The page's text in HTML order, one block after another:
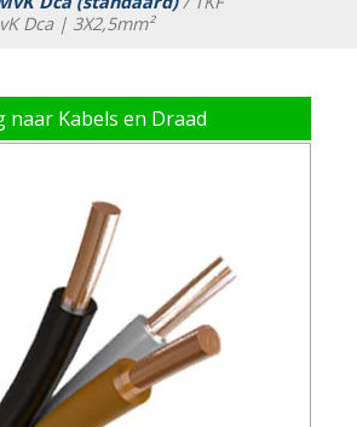
Dca | 3X2,5mm²
naar Kabels en Draad